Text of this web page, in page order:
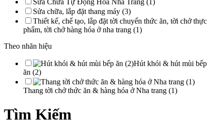
Sửa Chữa Tự Động Hóa Nha Trang (1)
Sửa chữa, lắp đặt thang máy (3)
Thiết kế, chế tạo, lắp đặt tời chuyển thức ăn, tời chở thực
phẩm, tời chở hàng hóa ở nha trang (1)
Theo nhãn hiệu
Hút khói & hút mùi bếp
ăn (2)
Thang tời chở thức ăn & hàng hóa ở Nha trang (1)
Tìm Kiếm